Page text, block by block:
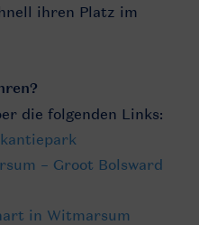
ihren Platz im
die folgenden Links:
– Groot Bolsward
in Witmarsum